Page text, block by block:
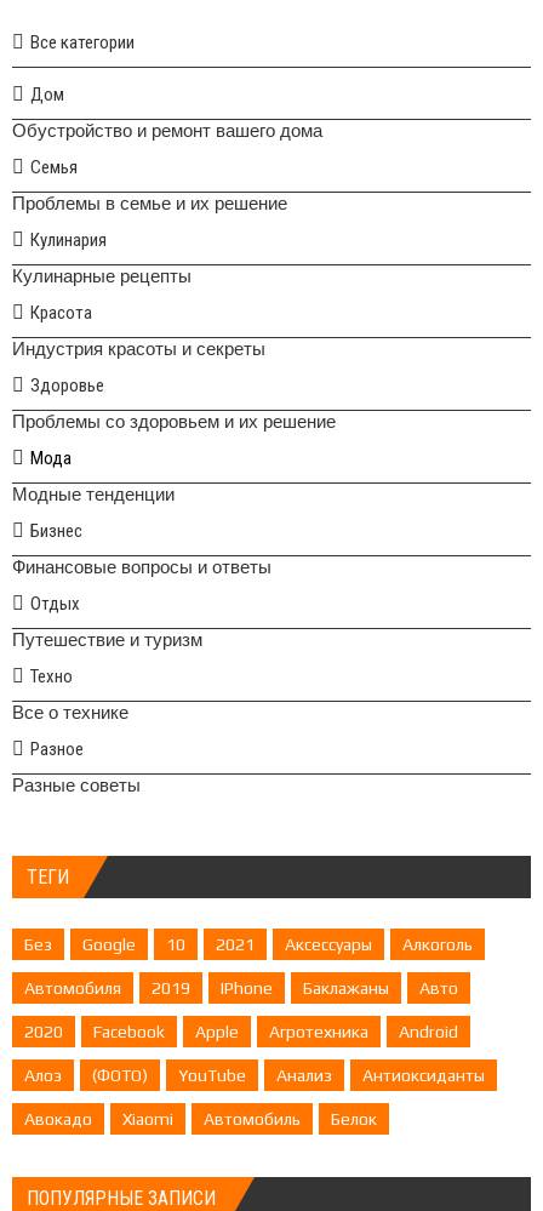
Все категории
Дом
Обустройство и ремонт вашего дома
Семья
Проблемы в семье и их решение
Кулинария
Кулинарные рецепты
Красота
Индустрия красоты и секреты
Здоровье
Проблемы со здоровьем и их решение
Мода
Модные тенденции
Бизнес
Финансовые вопросы и ответы
Отдых
Путешествие и туризм
Техно
Все о технике
Разное
Разные советы
ТЕГИ
Без Google 10 2021 Аксессуары Алкоголь
Автомобиля 2019 IPhone Баклажаны Авто
2020 Facebook Apple Агротехника Android
Алоэ (ФОТО) YouTube Анализ Антиоксиданты
Авокадо Xiaomi Автомобиль Белок
ПОПУЛЯРНЫЕ ЗАПИСИ